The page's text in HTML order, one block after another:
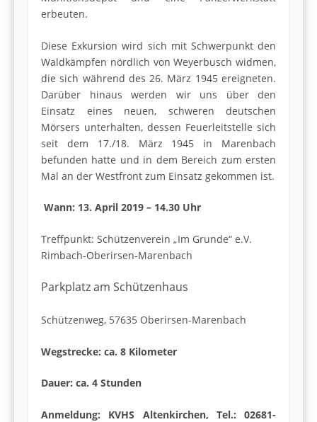
erbeuten.
Diese Exkursion wird sich mit Schwerpunkt den
Waldkämpfen nördlich von Weyerbusch widmen,
die sich während des 26. März 1945 ereigneten.
Darüber hinaus werden wir uns über den
Einsatz eines neuen, schweren deutschen
Mörsers unterhalten, dessen Feuerleitstelle sich
seit dem 17./18. März 1945 in Marenbach
befunden hatte und in dem Bereich zum ersten
Mal an der Westfront zum Einsatz gekommen ist.
Wann: 13. April 2019 – 14.30 Uhr
Treffpunkt: Schützenverein „Im Grunde“ e.V.
Rimbach-Oberirsen-Marenbach
Parkplatz am Schützenhaus
Schützenweg, 57635 Oberirsen-Marenbach
Wegstrecke: ca. 8 Kilometer
Dauer: ca. 4 Stunden
Anmeldung: KVHS Altenkirchen, Tel.: 02681-